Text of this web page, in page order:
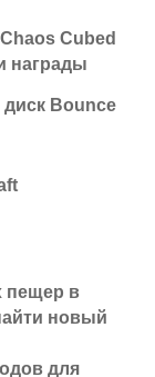
Cubed
награды
Bounce
пещер в
новый
для